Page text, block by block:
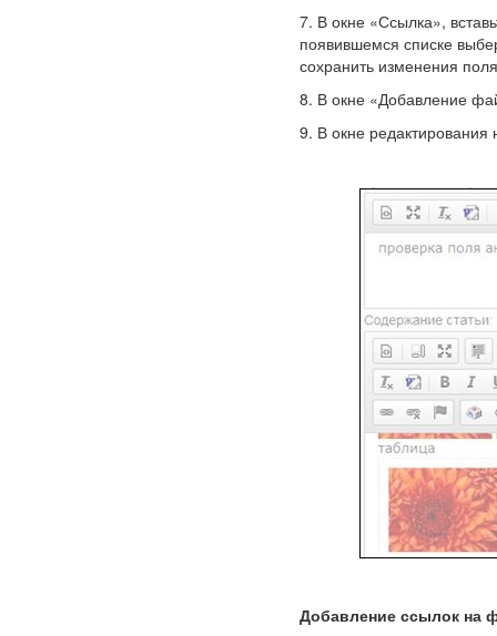
7. В окне «Ссылка»,
появившемся списке
сохранить изменения
8. В окне «Добавление
9. В окне редактирования
Добавление ссылок на